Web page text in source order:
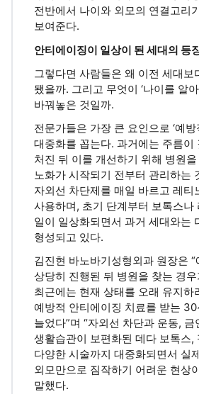
전반에서 나이와 외모의 연결고리
보여준다.
안티에이징이 일상이 된 세대의 등
그렇다면 사람들은 왜 이전 세대보
됐을까. 그리고 무엇이 ‘나이를 알
바꿔놓은 것일까.
전문가들은 가장 큰 요인으로 ‘예방
대중화를 꼽는다. 과거에는 주름이
처진 뒤 이를 개선하기 위해 병원
노화가 시작되기 전부터 관리하는
자외선 차단제를 매일 바르고 레티
사용하며, 초기 단계부터 보톡스나
일이 일상화되면서 과거 세대와는
형성되고 있다.
김진현 바노바기성형외과 원장은
상당히 진행된 뒤 병원을 찾는 경
최근에는 현재 상태를 오래 유지하
예방적 안티에이징 치료를 받는
늘었다”며 “자외선 차단과 운동,
생활습관이 보편화된 데다 보톡스,
다양한 시술까지 대중화되면서 실
외모만으로 짐작하기 어려운 현상
말했다.